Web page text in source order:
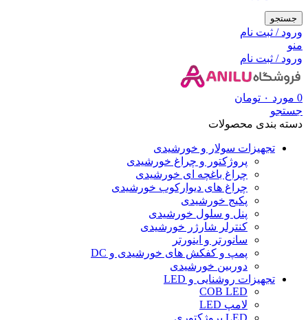
جستجو
ورود / ثبت نام
منو
ورود / ثبت نام
0 مورد ۰ تومان
جستجو
دسته بندی محصولات
تجهیزات سولار و خورشیدی
پروژکتور و چراغ خورشیدی
چراغ باغچه ای خورشیدی
چراغ های دیوارکوب خورشیدی
پکیج خورشیدی
پنل و سلول خورشیدی
کنترلر شارژر خورشیدی
سانورتر و اینورتر
پمپ و کفکش های خورشیدی و DC
دوربین خورشیدی
تجهیزات روشنایی و LED
COB LED
لامپ LED